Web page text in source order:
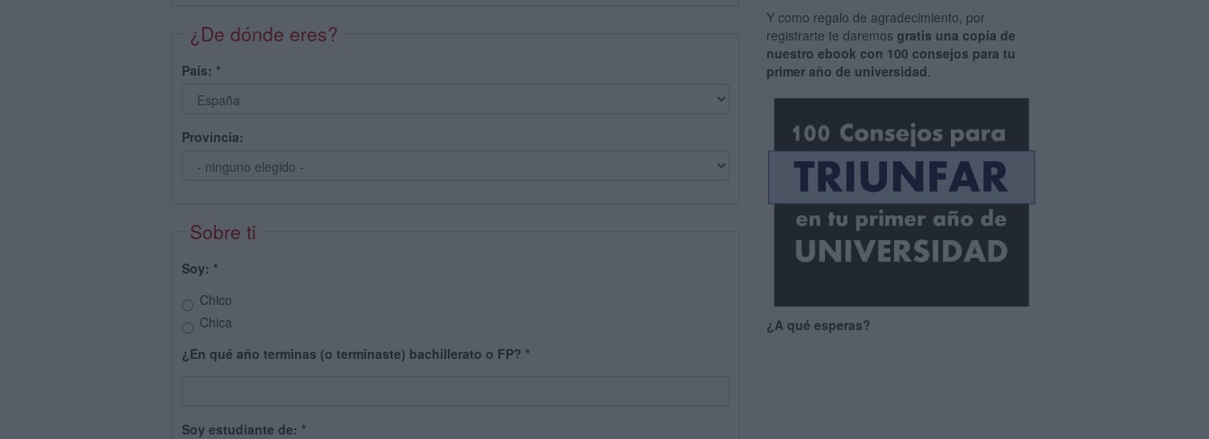
¿De dónde eres?
País: *
Provincia:
Sobre ti
Soy: *
Chico
Chica
¿En qué año terminas (o terminaste) bachillerato o FP? *
Soy estudiante de: *
Y como regalo de agradecimiento, por
registrarte te daremosgratis una copia de
nuestro ebook con 100 consejos para tu
primer año de universidad.
¿A qué esperas?